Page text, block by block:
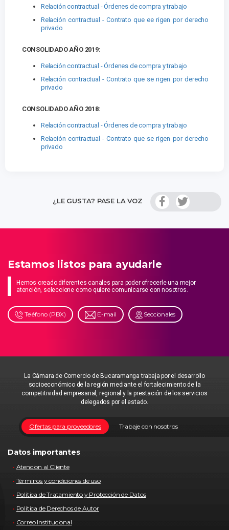
Relación contractual - Órdenes de compra y trabajo
Relación contractual - Contrato que ee rigen por derecho
privado
CONSOLIDADO AÑO 2019:
Relación contractual - Órdenes de compra y trabajo
Relación contractual - Contrato que se rigen por derecho
privado
CONSOLIDADO AÑO 2018:
Relación contractual - Órdenes de compra y trabajo
Relación contractual - Contrato que se rigen por derecho
privado
¿LE GUSTA? PASE LA VOZ
Estamos listos para ayudarle
Hemos creado diferentes canales para poder ofrecerle una mejor
atención, seleccione como quiere comunicarse con nosotros.
Teléfono (PBX) E-mail Seccionales
La Cámara de Comercio de Bucaramanga trabaja por el desarrollo
socioeconómico de la región mediante el fortalecimiento de la
competitividad empresarial, regional y la prestación de los servicios
delegados por el estado.
Trabaje con nosotros
Ofertas para proveedores
Datos importantes
Atencion al Cliente
Términos y condiciones de uso
Política de Tratamiento y Protección de Datos
Política de Derechos de Autor
Correo Institucional